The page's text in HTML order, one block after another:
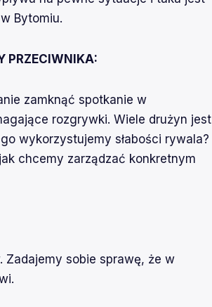
Bytomiu.
PRZECIWNIKA:
zamknąć spotkanie w
rozgrywki. Wiele drużyn jest
wykorzystujemy słabości rywala?
chcemy zarządzać konkretnym
sobie sprawę, że w